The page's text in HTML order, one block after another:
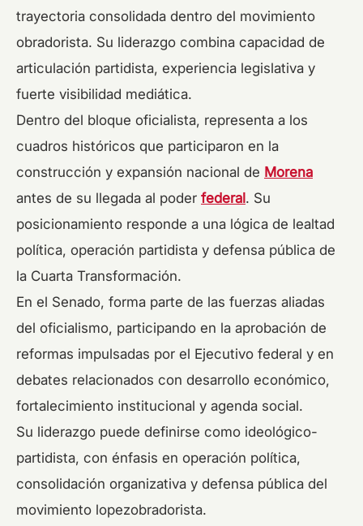
trayectoria consolidada dentro del movimiento
obradorista. Su liderazgo combina capacidad de
articulación partidista, experiencia legislativa y
fuerte visibilidad mediática.
Dentro del bloque oficialista, representa a los
cuadros históricos que participaron en la
construcción y expansión nacional de Morena
antes de su llegada al poder federal . Su
posicionamiento responde a una lógica de lealtad
política, operación partidista y defensa pública de
la Cuarta Transformación.
En el Senado, forma parte de las fuerzas aliadas
del oficialismo, participando en la aprobación de
reformas impulsadas por el Ejecutivo federal y en
debates relacionados con desarrollo económico,
fortalecimiento institucional y agenda social.
Su liderazgo puede definirse como ideológico-
partidista, con énfasis en operación política,
consolidación organizativa y defensa pública del
movimiento lopezobradorista.